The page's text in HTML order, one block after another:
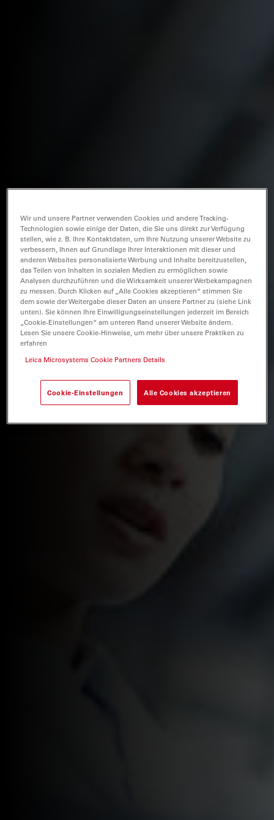
Wir und unsere Partner verwenden Cookies und andere Tracking-
Technologien sowie einige der Daten, die Sie uns direkt zur Verfügung
stellen, wie z. B. Ihre Kontaktdaten, um Ihre Nutzung unserer Website zu
verbessern, Ihnen auf Grundlage Ihrer Interaktionen mit dieser und
anderen Websites personalisierte Werbung und Inhalte bereitzustellen,
das Teilen von Inhalten in sozialen Medien zu ermöglichen sowie
Analysen durchzuführen und die Wirksamkeit unserer Werbekampagnen
zu messen. Durch Klicken auf „Alle Cookies akzeptieren“ stimmen Sie
dem sowie der Weitergabe dieser Daten an unsere Partner zu (siehe Link
unten). Sie können Ihre Einwilligungseinstellungen jederzeit im Bereich
„Cookie-Einstellungen“ am unteren Rand unserer Website ändern.
Lesen Sie unsere Cookie-Hinweise, um mehr über unsere Praktiken zu
erfahren
Leica Microsystems Cookie Partners Details
Cookie-Einstellungen Alle Cookies akzeptieren